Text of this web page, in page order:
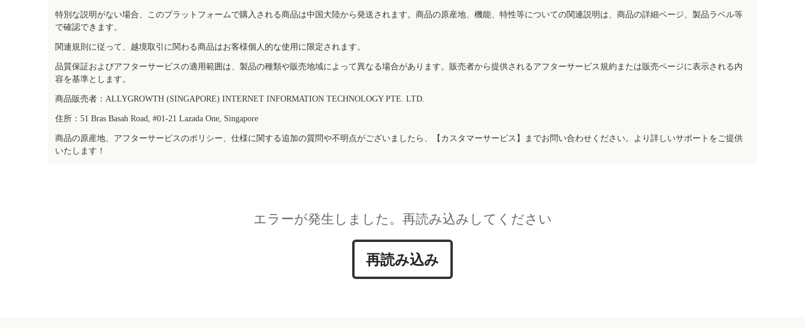
特別な説明がない場合、このプラットフォームで購入される商品は中国大陸から発送されます。商品の原産地、機能、特性等についての関連説明は、商品の詳細ページ、製品ラベル等
で確認できます。
関連規則に従って、越境取引に関わる商品はお客様個人的な使用に限定されます。
品質保証およびアフターサービスの適用範囲は、製品の種類や販売地域によって異なる場合があります。販売者から提供されるアフターサービス規約または販売ページに表示される内
容を基準とします。
商品販売者：ALLYGROWTH (SINGAPORE) INTERNET INFORMATION TECHNOLOGY PTE. LTD.
住所：51 Bras Basah Road, #01-21 Lazada One, Singapore
商品の原産地、アフターサービスのポリシー、仕様に関する追加の質問や不明点がございましたら、【カスタマーサービス】までお問い合わせください。より詳しいサポートをご提供
いたします！
エラーが発生しました。再読み込みしてください
再読み込み